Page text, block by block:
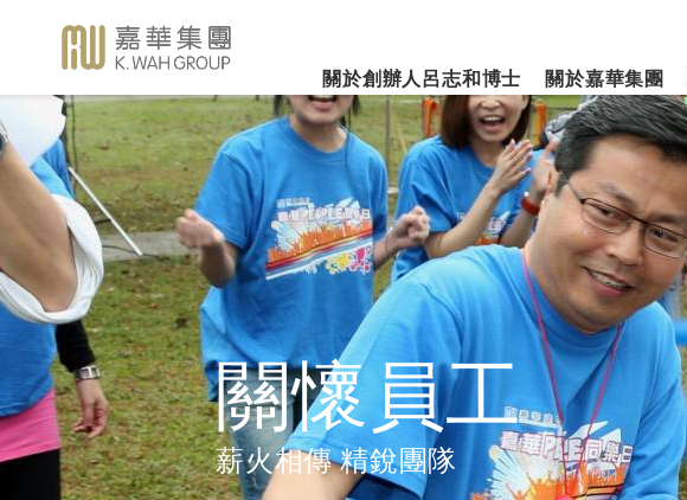
關於創辦人呂志和博士
事業里程
詳細履歷
關於嘉華集團
集團簡介
嘉華故事
創辦人呂志和博士簡介
管理層
業務概覽
房地產 娛樂休閒
企業社會責任
樂助社群
環境保護
支持教育
推廣文康
關懷員工
環境、社會及管治報告
嘉華國際集團有限公司
（股份代號：00173）
銀河娛樂集團有限公司
（股份代號：00027）
投資者聯繫
企業文化
事業發展
工作與生活平衡
職位空缺
深切懷念呂志和
博士 - 消息發布
「一嘉人」專欄
新聞稿
《嘉天下通訊》
及專題故事
影片庫
圖片庫
媒體查詢
新聞焦點
2026年3月27日
嘉華國際公佈2025年全年
業績業務維持平穩發展
更多內容
關懷員工
薪火相傳 精銳團隊